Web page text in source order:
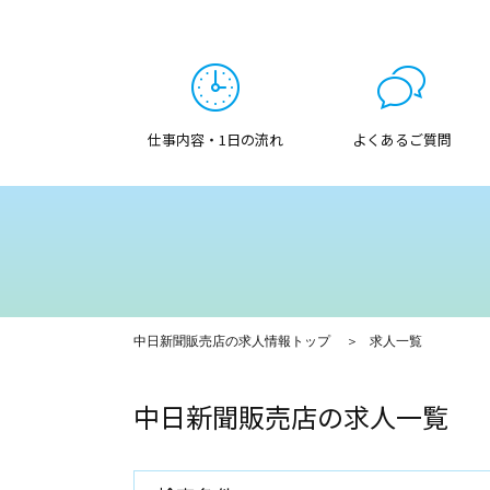
仕事内容・1日の流れ よくあるご質問
中日新聞販売店の求人情報トップ 求人一覧
中日新聞販売店の求人一覧